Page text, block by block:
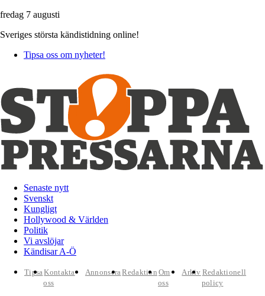
fredag 7 augusti
Sveriges största kändistidning online!
Tipsa oss om nyheter!
Senaste nytt
Svenskt
Kungligt
Hollywood & Världen
Politik
Vi avslöjar
Kändisar A-Ö
TipsaKontakta
oss
AnnonseraRedaktion Om
oss
Arkiv Redaktionell
policy